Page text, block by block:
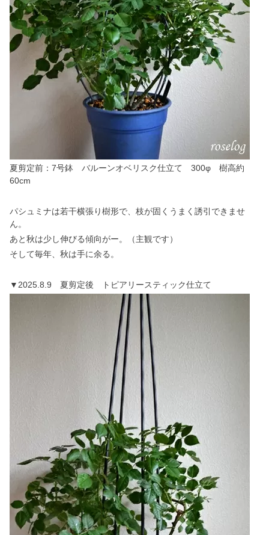
夏剪定前：7号鉢 バルーンオベリスク仕立て 300φ 樹高約
60cm
パシュミナは若干横張り樹形で、枝が固くうまく誘引できませ
ん。
あと秋は少し伸びる傾向がー。（主観です）
そして毎年、秋は手に余る。
▼2025.8.9 夏剪定後 トピアリースティック仕立て